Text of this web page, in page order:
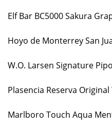
Elf Bar BC5000 Sakura
Hoyo de Monterrey San
W.O. Larsen Signature
Plasencia Reserva
Marlboro Touch Aqua